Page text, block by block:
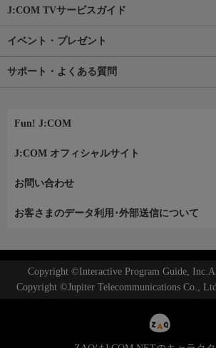
J:COM TVサービスガイド
イベント・プレゼント
サポート・よくある質問
Fun! J:COM
J:COM オフィシャルサイト
お問い合わせ
お客さまのデータ利用･外部送信について
Copyright ©Interactive Program Guide,
Copyright ©Jupiter Telecommunications Co.,